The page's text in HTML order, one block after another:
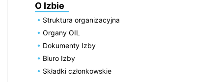
O Izbie
Struktura organizacyjna
Organy OIL
Dokumenty Izby
Biuro Izby
Składki członkowskie